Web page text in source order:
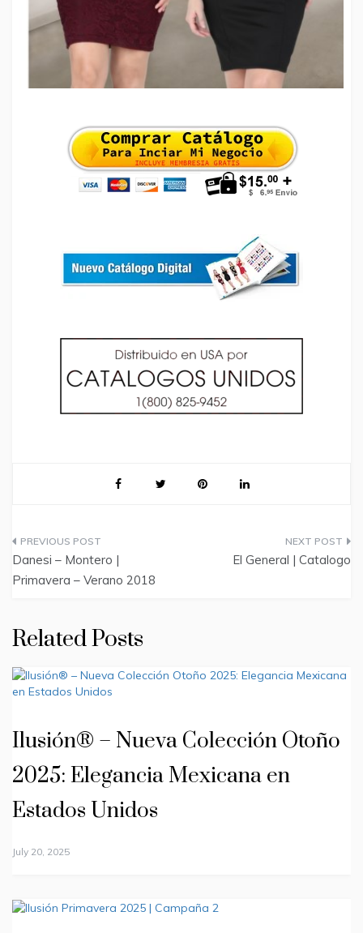
Post
navigation
Danesi – Montero |
Primavera – Verano 2018
El General | Catalogo
Related Posts
Ilusión® – Nueva Colección Otoño
2025: Elegancia Mexicana en
Estados Unidos
July 20, 2025